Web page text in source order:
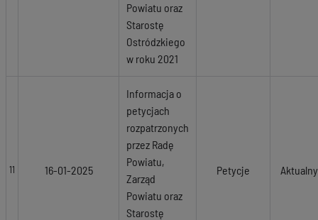
Powiatu oraz
Starostę
Ostródzkiego
w roku 2021
11 16-01-2025
Informacja o
petycjach
rozpatrzonych
przez Radę
Powiatu,
Zarząd
Powiatu oraz
Starostę
Petycje Aktualny